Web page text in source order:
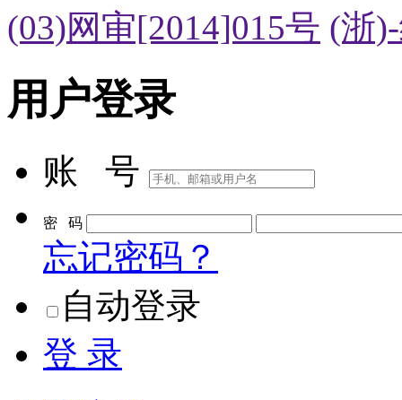
(03)网审[2014]015号 (浙
用户登录
账 号
密 码
忘记密码？
自动登录
登 录